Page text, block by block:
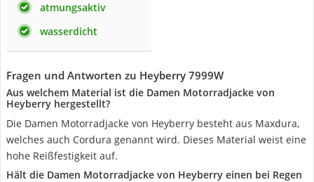
atmungsaktiv
wasserdicht
Fragen und Antworten zu Heyberry 7999W
Aus welchem Material ist die Damen Motorradjacke von
Heyberry hergestellt?
Die Damen Motorradjacke von Heyberry besteht aus Maxdura,
welches auch Cordura genannt wird. Dieses Material weist eine
hohe Reißfestigkeit auf.
Hält die Damen Motorradjacke von Heyberry einen bei Regen